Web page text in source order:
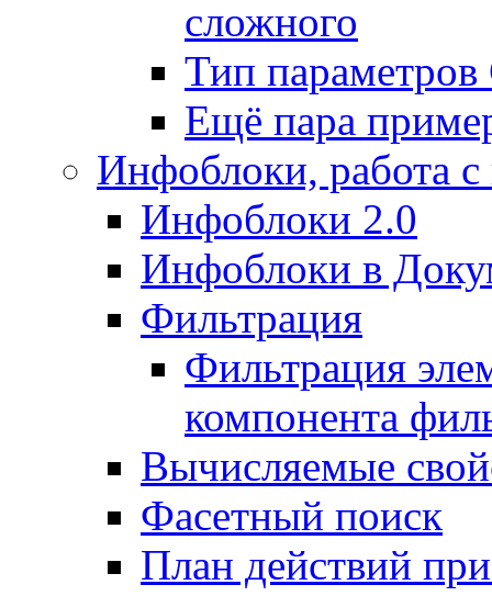
сложного
Тип
Ещё пара
Инфоблоки, работа
Инфоблоки 2.0
Инфоблоки в
Фильтрация
Фильтрация
компонента
Вычисляемые
Фасетный поиск
План действий